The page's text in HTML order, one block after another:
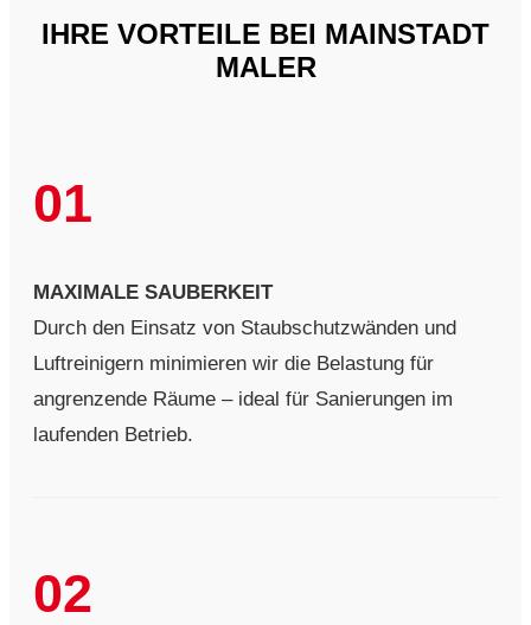
IHRE VORTEILE BEI MAINSTADT
MALER
01
MAXIMALE SAUBERKEIT
Durch den Einsatz von Staubschutzwänden und
Luftreinigern minimieren wir die Belastung für
angrenzende Räume – ideal für Sanierungen im
laufenden Betrieb.
02